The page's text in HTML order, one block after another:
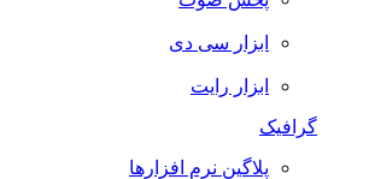
ابزار سی دی
ابزار رایت
گرافیک
پلاگین نرم افزارها